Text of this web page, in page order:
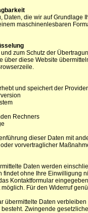
Daten, die wir auf
maschinenlesbaren
zum Schutz der
über diese Website
und speichert der
Rechners
dieser Daten mit
vorvertraglicher
Daten werden
findet ohne Ihre Einwilligung
Kontaktformular
Für den Widerruf
übermittelte Daten
Zwingende